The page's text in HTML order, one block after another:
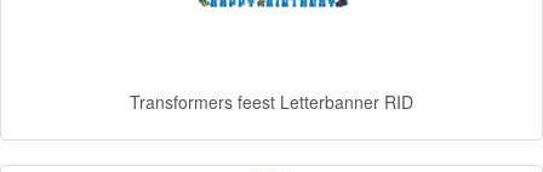
High
Transformers feest Letterbanner RID